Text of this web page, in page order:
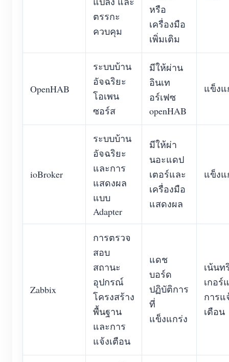
ตรรกะ
ควบคุม
หรือ
เครื่องมือ
เพิ่มเติม
OpenHAB
ระบบบ้าน
อัจฉริยะ
โอเพน
ซอร์ส
มีให้ผ่าน
อินเท
อร์เฟซ
openHAB
แข็งแ
ioBroker
ระบบบ้าน
อัจฉริยะ
และการ
แสดงผล
แบบ
Adapter
มีให้ผ่า
นอะแดป
เตอร์และ
เครื่องมือ
แสดงผล
แข็งแ
Zabbix
การตรวจ
สอบ
สถานะ
อุปกรณ์
โครงสร้าง
พื้นฐาน
และการ
แจ้งเตือน
แดช
บอร์ด
ปฏิบัติการ
ที่
แข็งแกร่ง
เน้นท
เกอร์
การแ
เตือน